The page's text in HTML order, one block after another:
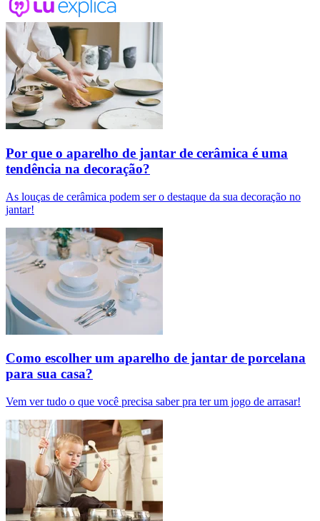
Por que o aparelho de jantar de cerâmica é uma
tendência na decoração?
As louças de cerâmica podem ser o destaque da sua decoração no
jantar!
Como escolher um aparelho de jantar de porcelana
para sua casa?
Vem ver tudo o que você precisa saber pra ter um jogo de arrasar!